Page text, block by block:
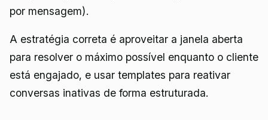
por mensagem).
A estratégia correta é aproveitar a janela aberta
para resolver o máximo possível enquanto o cliente
está engajado, e usar templates para reativar
conversas inativas de forma estruturada.